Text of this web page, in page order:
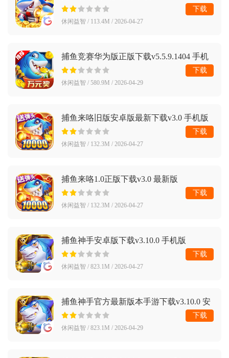
版
休闲益智 / 113.4M / 2026-04-27
下载
捕鱼竞赛华为版正版下载v5.5.9.1404 手机
版
休闲益智 / 580.9M / 2026-04-29
下载
捕鱼来咯旧版安卓版最新下载v3.0 手机版
休闲益智 / 132.3M / 2026-04-27
下载
捕鱼来咯1.0正版下载v3.0 最新版
休闲益智 / 132.3M / 2026-04-27
下载
捕鱼神手安卓版下载v3.10.0 手机版
休闲益智 / 823.1M / 2026-04-27
下载
捕鱼神手官方最新版本手游下载v3.10.0 安
卓版
休闲益智 / 823.1M / 2026-04-29
下载